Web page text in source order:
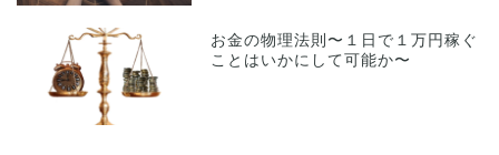
お金の物理法則〜１日で１万円稼ぐ
ことはいかにして可能か〜